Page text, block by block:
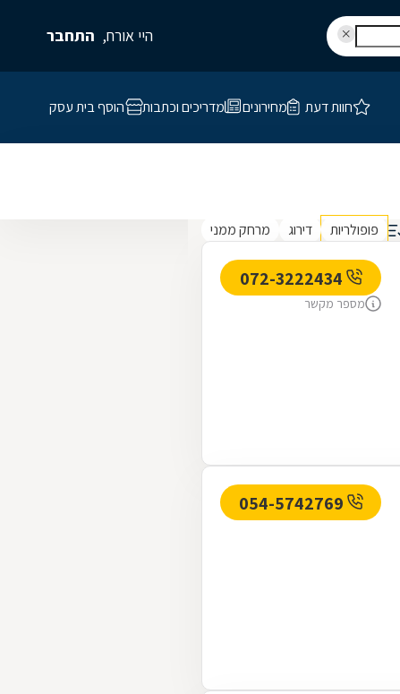
היי אורח, התחבר
חוות דעת מחירונים מדריכים וכתבות הוסף בית עסק
פופולריות דירוג מרחק ממני
מספר מקשר